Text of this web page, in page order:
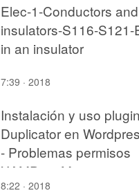
Elec-1-Conductors and
insulators-S116-S121-
in an insulator
7:39 · 2018
Instalación y uso
Duplicator en
- Problemas permisos
XAMP en Mac
8:22 · 2018